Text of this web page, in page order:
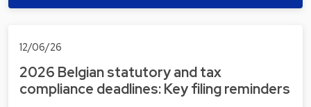
12/06/26
2026 Belgian statutory and tax
compliance deadlines: Key filing reminders